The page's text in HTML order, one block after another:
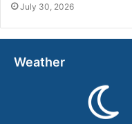
July 30, 2026
Weather